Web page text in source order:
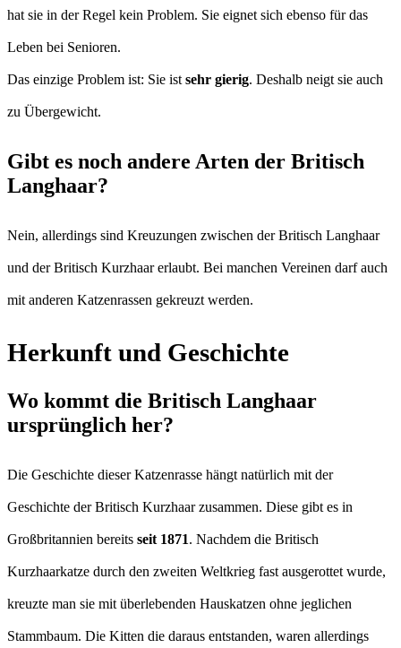
hat sie in der Regel kein Problem. Sie eignet sich ebenso für das
Leben bei Senioren.
Das einzige Problem ist: Sie istsehr gierig. Deshalb neigt sie auch
zu Übergewicht.
Gibt es noch andere Arten der Britisch
Langhaar?
Nein, allerdings sind Kreuzungen zwischen der Britisch Langhaar
und der Britisch Kurzhaar erlaubt. Bei manchen Vereinen darf auch
mit anderen Katzenrassen gekreuzt werden.
Herkunft und Geschichte
Wo kommt die Britisch Langhaar
ursprünglich her?
Die Geschichte dieser Katzenrasse hängt natürlich mit der
Geschichte der Britisch Kurzhaar zusammen. Diese gibt es in
Großbritannien bereits seit 1871. Nachdem die Britisch
Kurzhaarkatze durch den zweiten Weltkrieg fast ausgerottet wurde,
kreuzte man sie mit überlebenden Hauskatzen ohne jeglichen
Stammbaum. Die Kitten die daraus entstanden, waren allerdings